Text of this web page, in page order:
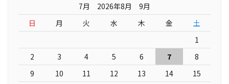
7月 2026年8月 9月
日
月 火 水 木 金
土
1
2
3 4 5 6 7
8
9
10 11 12 13 14
15